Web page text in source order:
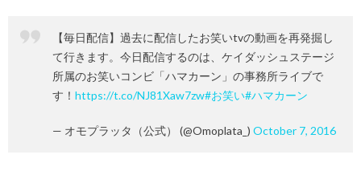
【毎日配信】過去に配信したお笑いtvの動画を再発掘し
て行きます。今日配信するのは、ケイダッシュステージ
所属のお笑いコンビ「ハマカーン」の事務所ライブで
す！ https://t.co/NJ81Xaw7zw#お笑い#ハマカーン
— オモプラッタ（公式） (@Omoplata_) October 7, 2016